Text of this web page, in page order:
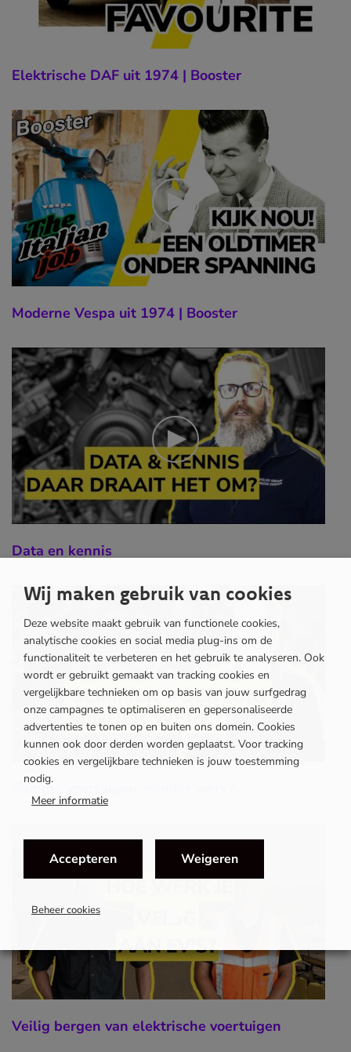
Elektrische DAF uit 1974 | Booster
Moderne Vespa uit 1974 | Booster
Data en kennis
Slimme voertuigen, minder werk?
Veilig bergen van elektrische voertuigen
Wij maken gebruik van cookies
Deze website maakt gebruik van functionele cookies,
analytische cookies en social media plug-ins om de
functionaliteit te verbeteren en het gebruik te analyseren. Ook
wordt er gebruikt gemaakt van tracking cookies en
vergelijkbare technieken om op basis van jouw surfgedrag
onze campagnes te optimaliseren en gepersonaliseerde
advertenties te tonen op en buiten ons domein. Cookies
kunnen ook door derden worden geplaatst. Voor tracking
cookies en vergelijkbare technieken is jouw toestemming
nodig.
Meer informatie
Accepteren Weigeren
Beheer cookies